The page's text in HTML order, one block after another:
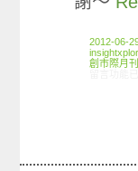
2012-06-
創市際月